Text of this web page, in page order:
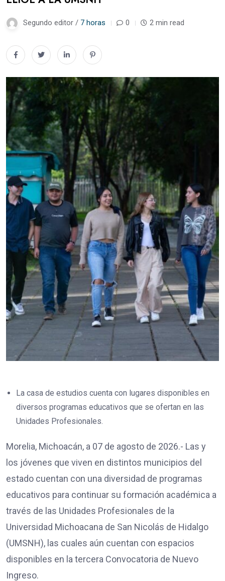
Segundo editor / 7 horas 0 2 min read
La casa de estudios cuenta con lugares disponibles en
diversos programas educativos que se ofertan en las
Unidades Profesionales.
Morelia, Michoacán, a 07 de agosto de 2026.- Las y
los jóvenes que viven en distintos municipios del
estado cuentan con una diversidad de programas
educativos para continuar su formación académica a
través de las Unidades Profesionales de la
Universidad Michoacana de San Nicolás de Hidalgo
(UMSNH), las cuales aún cuentan con espacios
disponibles en la tercera Convocatoria de Nuevo
Ingreso.